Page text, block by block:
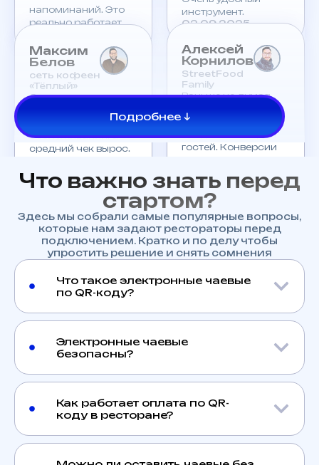
напоминаний. Это
реально работает.
инструмент.
02.09.2025
Алексей
Корнилов
StreetFood
Family
Раньше не думал,
точно подбирать
предложения для
гостей. Конверсии
02.09.2025
Максим
Белов
сеть кофеен
«Тёплый»
С внедрением
сократилось время
обслуживания, а
средний чек вырос.
что нужно бизнесу.
02.09.2025
Подробнее ↓
Что важно знать перед
стартом?
Здесь мы собрали самые популярные вопросы,
которые нам задают рестораторы перед
подключением. Кратко и по делу чтобы
упростить решение и снять сомнения
Что такое электронные чаевые
по QR-коду?
Электронные чаевые
безопасны?
Как работает оплата по QR-
коду в ресторане?